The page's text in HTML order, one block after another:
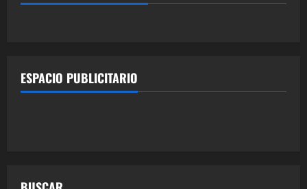
ESPACIO PUBLICITARIO